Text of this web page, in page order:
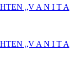
„V A N I T A
„V A N I T A